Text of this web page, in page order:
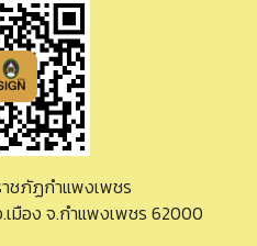
ชภัฏกำแพงเพชร
เมือง จ.กำแพงเพชร 62000